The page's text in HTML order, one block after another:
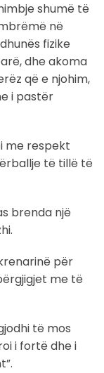
shumë të
në
fizike
dhe akoma
që e njohim,
i pastër
me respekt
të tillë të
brenda një
për
me të
të mos
i fortë dhe i